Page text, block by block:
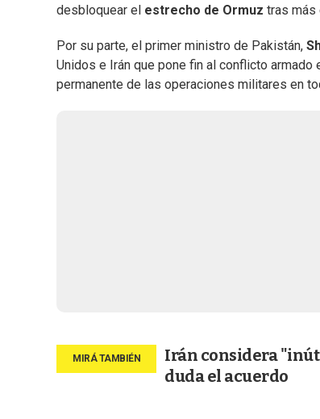
desbloquear el estrecho de Ormuz tras más
Por su parte, el primer ministro de Pakistán,
Unidos e Irán que pone fin al conflicto armado
permanente de las operaciones militares en
Irán considera
duda el acuerdo